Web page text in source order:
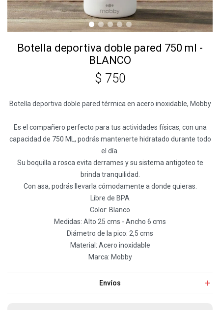
Botella deportiva doble pared 750 ml -
BLANCO
$ 750
Botella deportiva doble pared térmica en acero inoxidable, Mobby
Es el compañero perfecto para tus actividades físicas, con una
capacidad de 750 ML, podrás mantenerte hidratado durante todo
el día.
Su boquilla a rosca evita derrames y su sistema antigoteo te
brinda tranquilidad.
Con asa, podrás llevarla cómodamente a donde quieras.
Libre de BPA
Color: Blanco
Medidas: Alto 25 cms - Ancho 6 cms
Diámetro de la pico: 2,5 cms
Material: Acero inoxidable
Marca: Mobby
Envíos